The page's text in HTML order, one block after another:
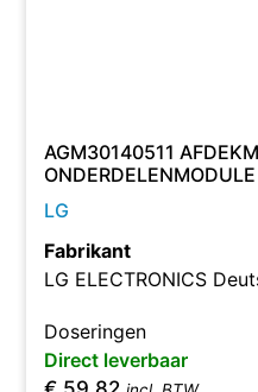
AGM30140511
LG
Fabrikant
LG ELECTRONICS
Doseringen
Direct leverbaar